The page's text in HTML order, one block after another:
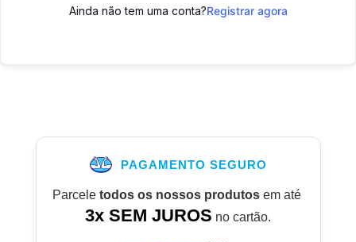
Ainda não tem uma conta?Registrar agora
PAGAMENTO SEGURO
Parcele todos os nossos produtosem até
3x SEM JUROS no cartão.